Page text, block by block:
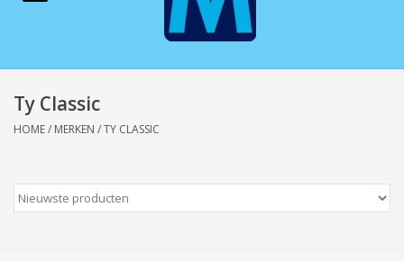
Wonen/koken/huishouden
Wenskaarten
Ty Classic
HOME/ MERKEN /TY CLASSIC